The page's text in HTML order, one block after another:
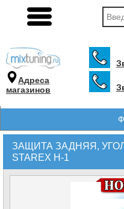
Адреса
магазинов
ЗАЩИТА ЗАДНЯЯ,
STAREX H-1